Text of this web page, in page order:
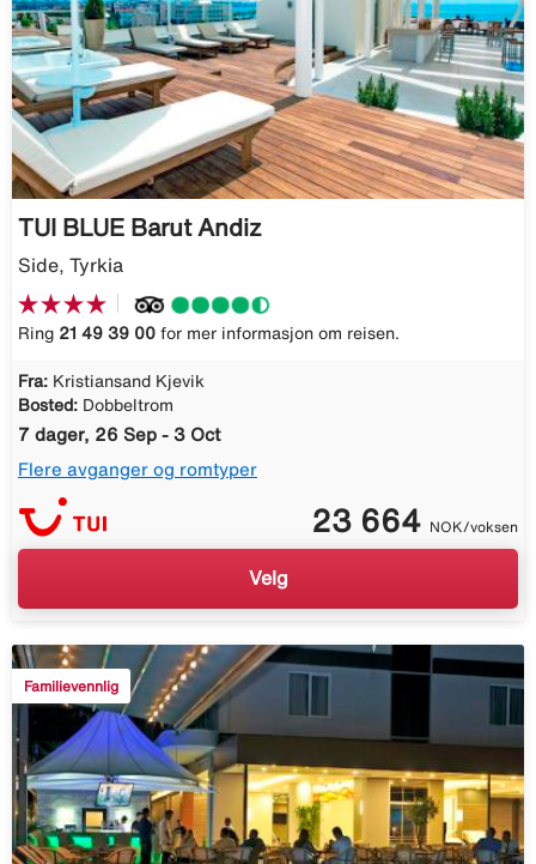
TUI BLUE Barut Andiz
Side, Tyrkia
Ring 21 49 39 00 for mer informasjon om reisen.
Fra: Kristiansand Kjevik
Bosted: Dobbeltrom
7 dager, 26 Sep - 3 Oct
Flere avganger og romtyper
23 664 NOK/voksen
Velg
Familievennlig